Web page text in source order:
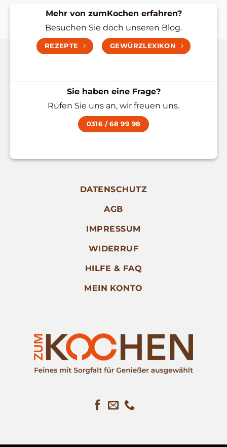
Mehr von zumKochen erfahren?
Besuchen Sie doch unseren Blog.
REZEPTE GEWÜRZLEXIKON
Sie haben eine Frage?
Rufen Sie uns an, wir freuen uns.
0316 / 68 99 98
DATENSCHUTZ
AGB
IMPRESSUM
WIDERRUF
HILFE & FAQ
MEIN KONTO